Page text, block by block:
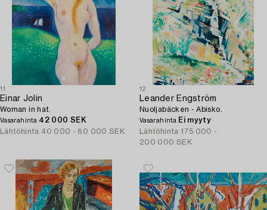
11
Einar Jolin
Woman in hat.
Vasarahinta 42 000 SEK
Lähtöhinta 40 000 - 60 000 SEK
12
Leander Engström
Nuoljabäcken - Abisko.
Vasarahinta Ei myyty
Lähtöhinta 175 000 -
200 000 SEK